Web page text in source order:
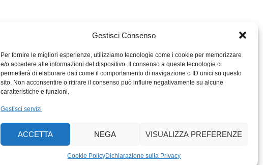
Gestisci Consenso
Per fornire le migliori esperienze, utilizziamo tecnologie come i cookie per memorizzare
e/o accedere alle informazioni del dispositivo. Il consenso a queste tecnologie ci
permetterà di elaborare dati come il comportamento di navigazione o ID unici su questo
sito. Non acconsentire o ritirare il consenso può influire negativamente su alcune
caratteristiche e funzioni.
Gestisci servizi
ACCETTA NEGA VISUALIZZA PREFERENZE
Cookie PolicyDichiarazione sulla Privacy
MIGROS TICINO
PERCENTO CULTURALE
MIGROS TICINO
ACTIV FITNESS TICINO